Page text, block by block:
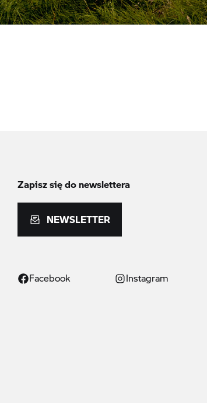
Zapisz się do newslettera
NEWSLETTER
Facebook Instagram